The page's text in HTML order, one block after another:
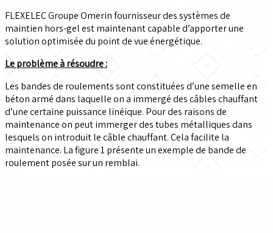
FLEXELEC Groupe Omerin fournisseur des systèmes de
maintien hors-gel est maintenant capable d’apporter une
solution optimisée du point de vue énergétique.
Le problème à résoudre :
Les bandes de roulements sont constituées d’une semelle en
béton armé dans laquelle on a immergé des câbles chauffant
d’une certaine puissance linéique. Pour des raisons de
maintenance on peut immerger des tubes métalliques dans
lesquels on introduit le câble chauffant. Cela facilite la
maintenance. La figure 1 présente un exemple de bande de
roulement posée sur un remblai.